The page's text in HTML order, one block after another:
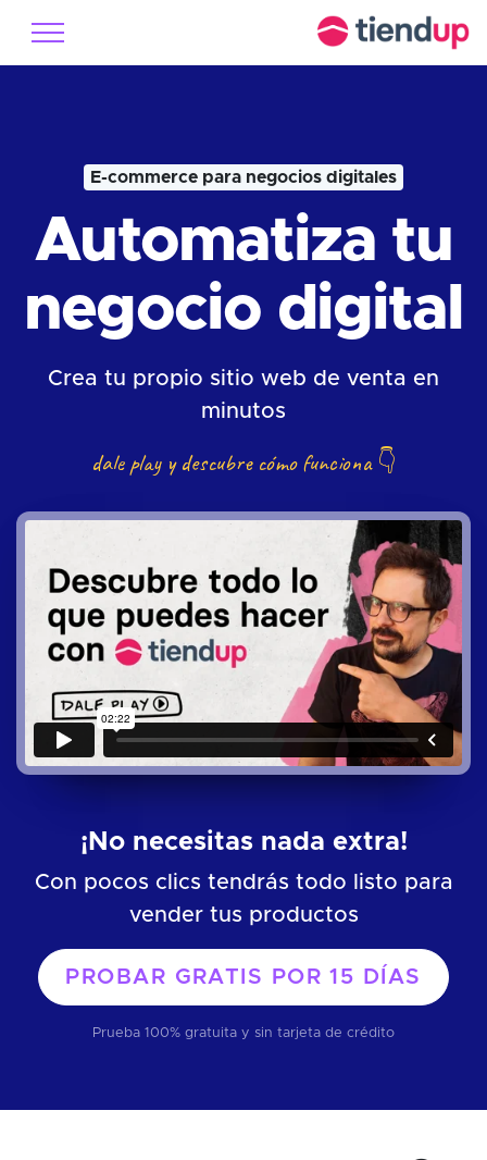
E-commerce para negocios digitales
Automatiza tu
negocio digital
Crea tu propio sitio web de venta en
minutos
dale play y descubre cómo funciona 👇
¡No necesitas nada extra!
Con pocos clics tendrás todo listo para
vender tus productos
PROBAR GRATIS POR15 DÍAS
Prueba 100% gratuita y sin tarjeta de crédito